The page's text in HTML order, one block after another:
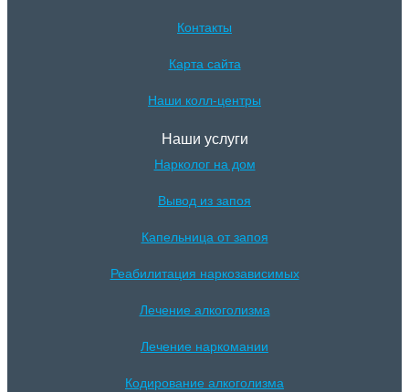
Контакты
Карта сайта
Наши колл-центры
Наши услуги
Нарколог на дом
Вывод из запоя
Капельница от запоя
Реабилитация наркозависимых
Лечение алкоголизма
Лечение наркомании
Кодирование алкоголизма